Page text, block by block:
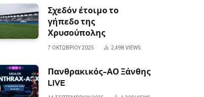
Σχεδόν έτοιμο το
γήπεδο της
Χρυσούπολης
7 ΟΚΤΩΒΡΊΟΥ 2025 2,498 VIEWS
Πανθρακικός-ΑΟ Ξάνθης
LIVE